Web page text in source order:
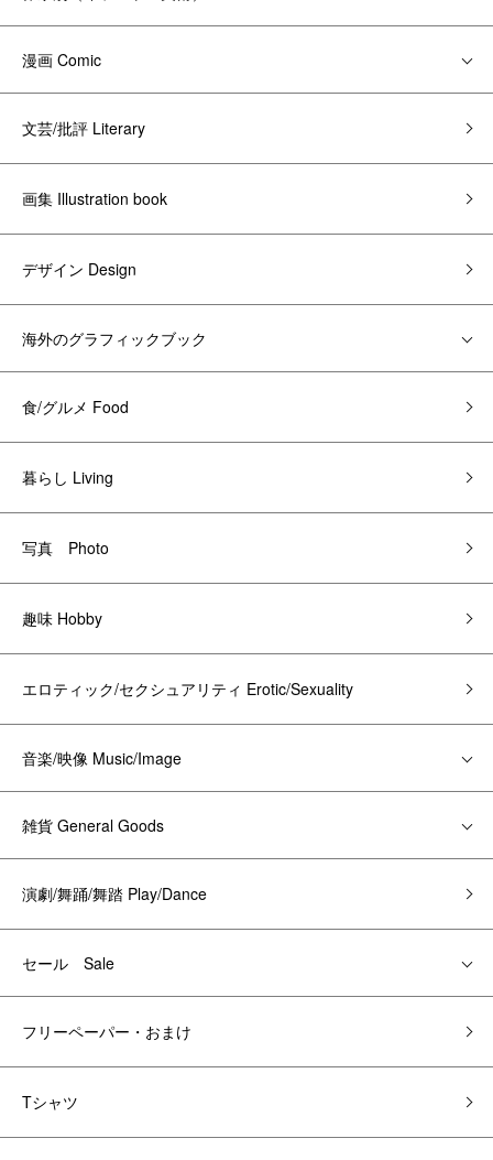
漫画 Comic
文芸/批評 Literary
画集 Illustration book
デザイン Design
海外のグラフィックブック
食/グルメ Food
暮らし Living
写真 Photo
趣味 Hobby
エロティック/セクシュアリティ Erotic/Sexuality
音楽/映像 Music/Image
雑貨 General Goods
演劇/舞踊/舞踏 Play/Dance
セール Sale
フリーペーパー・おまけ
Tシャツ